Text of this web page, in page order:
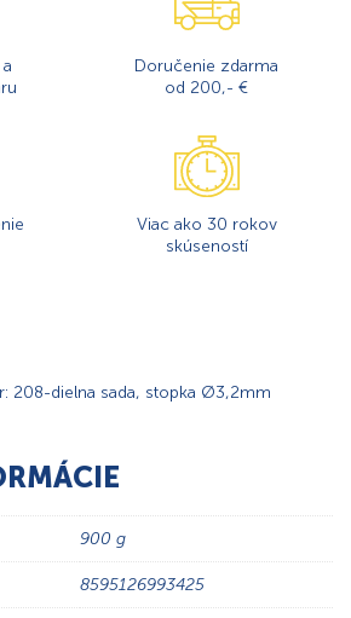
Doručenie zdarma
od 200,- €
Viac ako 30 rokov
skúseností
208-dielna sada, stopka Ø3,2mm
900 g
8595126993425